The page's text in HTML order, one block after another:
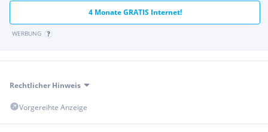
4 Monate GRATIS Internet!
WERBUNG
Rechtlicher Hinweis
Vorgereihte Anzeige